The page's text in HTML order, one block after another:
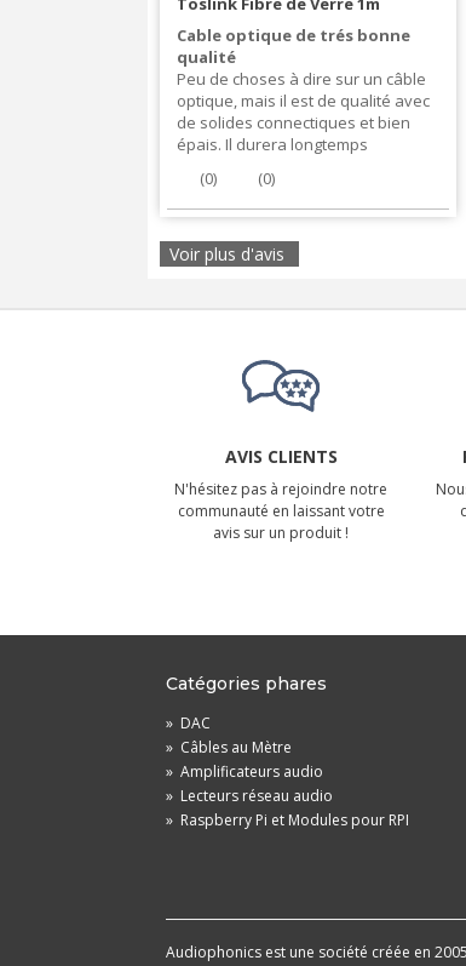
Cable optique de trés bonne
qualité
Peu de choses à dire sur un câble
optique, mais il est de qualité avec
de solides connectiques et bien
épais. Il durera longtemps
(0) (0)
Voir plus d'avis
AVIS CLIENTS
N'hésitez pas à rejoindre notre
communauté en laissant votre
avis sur un produit !
Catégories phares
» DAC
» Câbles au Mètre
» Amplificateurs audio
» Lecteurs réseau audio
» Raspberry Pi et Modules pour RPI
Audiophonics est une société créée en